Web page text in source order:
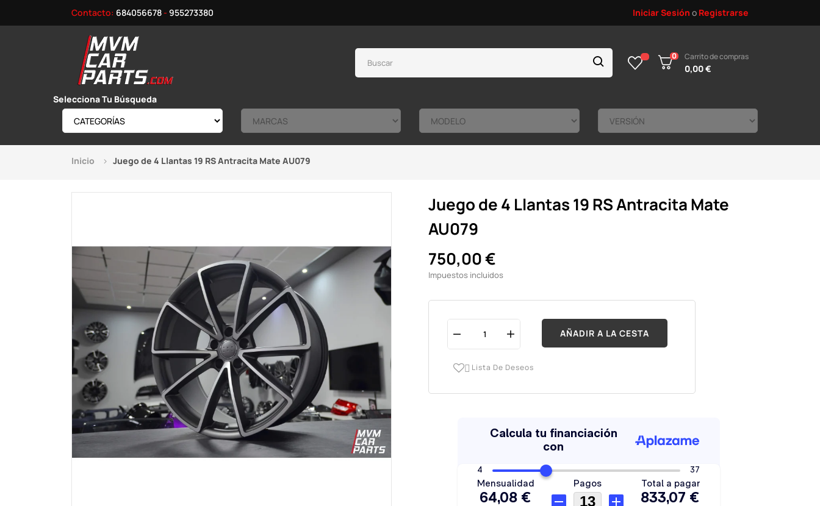
Contacto: 684056678- 955273380 Iniciar Sesión o Registrarse
0 Carrito de compras
0,00 €
Selecciona Tu Búsqueda
Inicio Juego de 4 Llantas 19 RS Antracita Mate AU079
Juego de 4 Llantas 19 RS Antracita Mate
AU079
750,00 €
Impuestos incluidos
AÑADIR A LA CESTA
 Lista De Deseos